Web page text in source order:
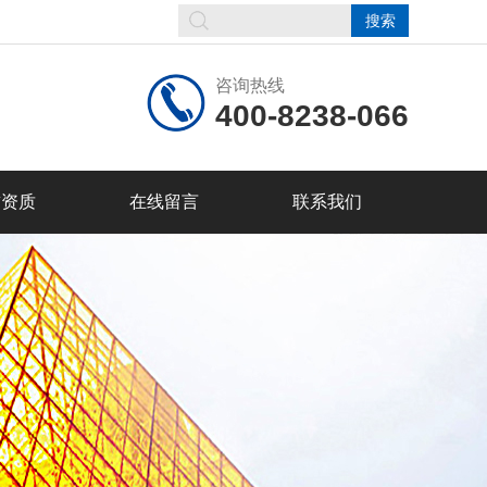
咨询热线
400-8238-066
质 在线留言 联系我们